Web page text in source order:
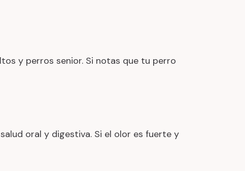
y perros senior. Si notas que tu perro
oral y digestiva. Si el olor es fuerte y